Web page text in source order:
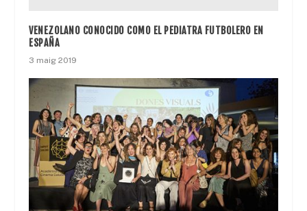
VENEZOLANO CONOCIDO COMO EL PEDIATRA FUTBOLERO EN
ESPAÑA
3 maig 2019